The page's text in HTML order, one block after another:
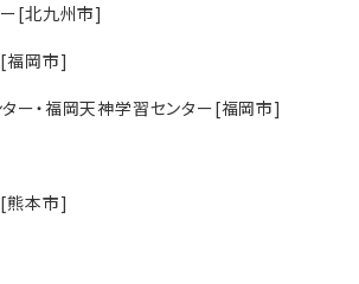
[北九州市]
福岡市]
ー・福岡天神学習センター[福岡市]
熊本市]